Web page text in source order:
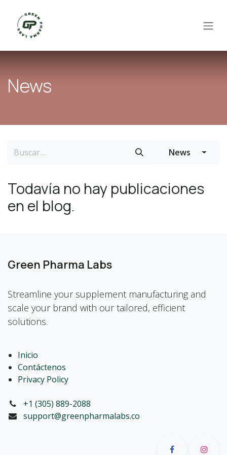
News
News
Todavía no hay publicaciones
en el blog.
Green Pharma Labs
Streamline your supplement manufacturing and
scale your brand with our tailored, efficient
solutions.
Inicio
Contáctenos
Privacy Policy
+1 (305) 889-2088
support@greenpharmalabs.co